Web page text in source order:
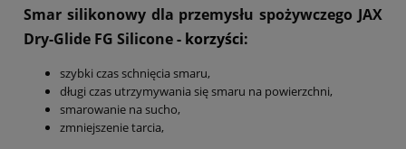
Smar silikonowy dla przemysłu spożywczego JAX
Dry-Glide FG Silicone- korzyści:
szybki czas schnięcia smaru,
długi czas utrzymywania się smaru na powierzchni,
smarowanie na sucho,
zmniejszenie tarcia,